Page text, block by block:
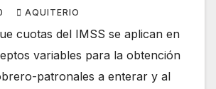
AQUITERIO
cuotas del IMSS se aplican en
variables para la obtención
patronales a enterar y al